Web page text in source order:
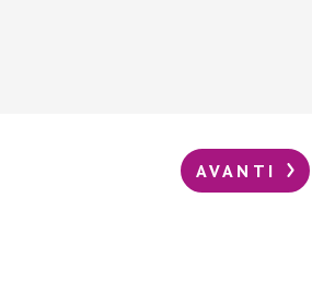
AVANTI